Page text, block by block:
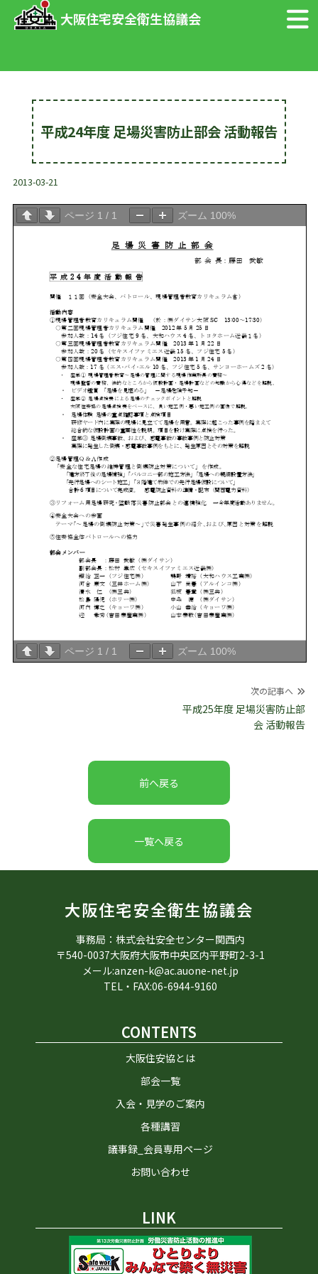
大阪住宅安全衛生協議会
平成24年度 足場災害防止部会 活動報告
2013-03-21
ページ 1 / 1 ズーム 100%
ページ 1 / 1 ズーム 100%
次の記事へ
平成25年度 足場災害防止部
会 活動報告
前へ戻る
一覧へ戻る
大阪住宅安全衛生協議会
事務局：株式会社安全センター関西内
〒540-0037大阪府大阪市中央区内平野町2-3-1
メール:anzen-k@ac.auone-net.jp
TEL・FAX:06-6944-9160
CONTENTS
大阪住安協とは
部会一覧
入会・見学のご案内
各種講習
議事録_会員専用ページ
お問い合わせ
LINK